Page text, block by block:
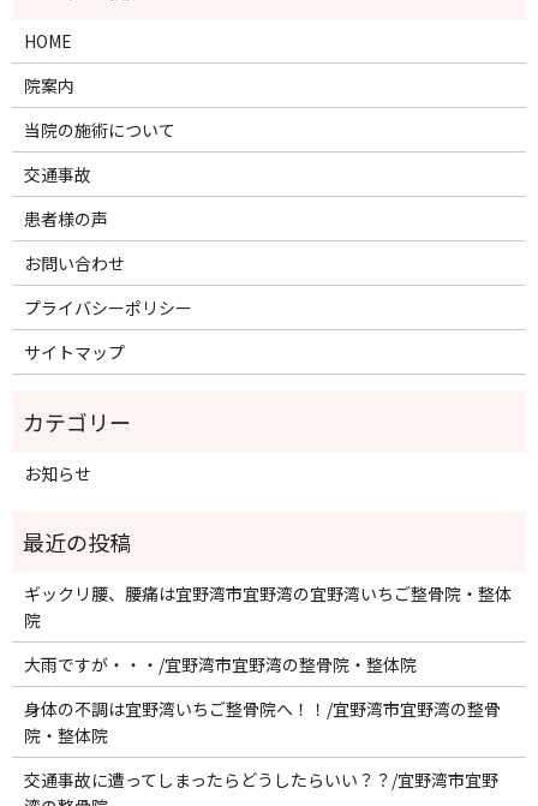
HOME
院案内
当院の施術について
交通事故
患者様の声
お問い合わせ
プライバシーポリシー
サイトマップ
お知らせ
ギックリ腰、腰痛は宜野湾市宜野湾の宜野湾いちご整骨院・整体
院
大雨ですが・・・/宜野湾市宜野湾の整骨院・整体院
身体の不調は宜野湾いちご整骨院へ！！/宜野湾市宜野湾の整骨
院・整体院
交通事故に遭ってしまったらどうしたらいい？？/宜野湾市宜野